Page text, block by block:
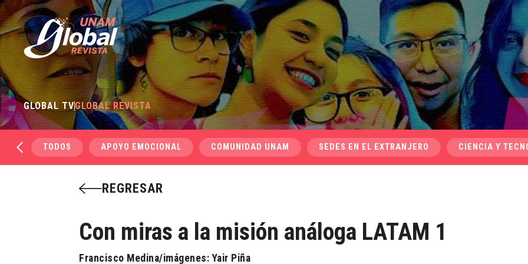
GLOBAL TVGLOBAL REVISTA
TODOS APOYO EMOCIONAL COMUNIDAD UNAM SEDES EN EL EXTRANJERO CIENCIA Y
REGRESAR
Con miras a la misión análoga LATAM 1
Francisco Medina/imágenes: Yair Piña